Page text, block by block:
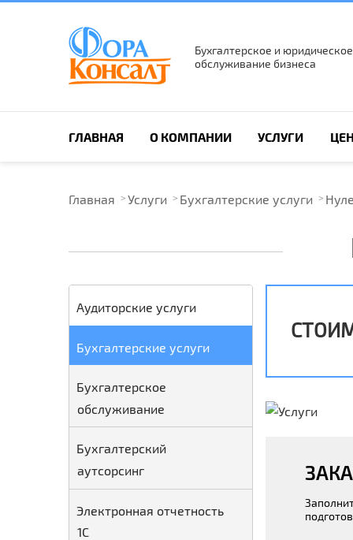
Бухгалтерское и юридическое
обслуживание бизнеса
ГЛАВНАЯ О КОМПАНИИ УСЛУГИ
ПОИСК ПО САЙТУ
Главная Услуги Бухгалтерские услуги
Аудиторские услуги
Бухгалтерские услуги
Бухгалтерское
обслуживание
Бухгалтерский
аутсорсинг
Электронная отчетность
1С